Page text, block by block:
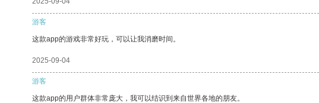
游客
这款app的游戏非常好玩，可以让我消磨时间。
2025-09-04
游客
这款app的用户群体非常庞大，我可以结识到来自世界各地的朋友。